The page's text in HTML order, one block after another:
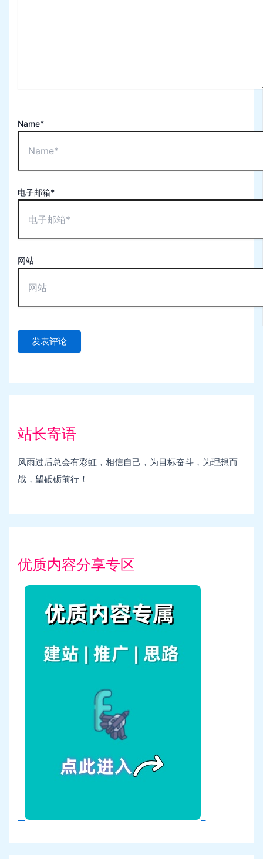
Name*
电子邮箱*
网站
站长寄语
风雨过后总会有彩虹，相信自己，为目标奋斗，为理想而
战，望砥砺前行！
优质内容分享专区